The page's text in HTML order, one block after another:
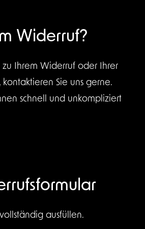
Widerruf?
zu Ihrem Widerruf oder Ihrer
Sie uns gerne.
schnell und unkompliziert
ausfüllen.